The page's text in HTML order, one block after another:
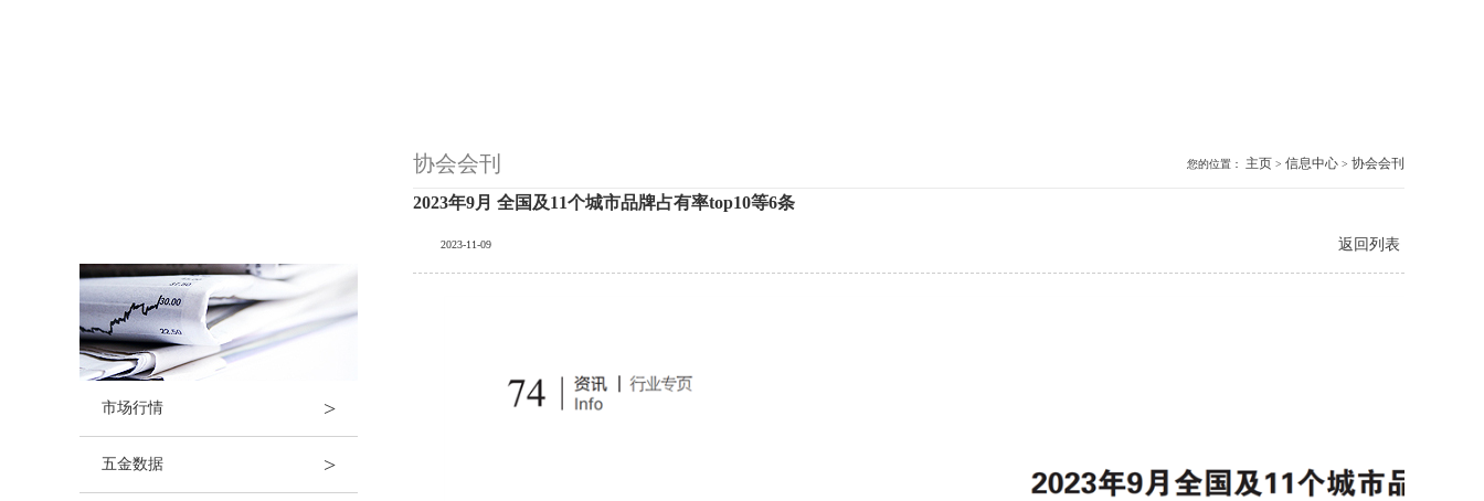
市场行情 >
五金数据 >
协会会刊 您的位置： 主页 > 信息中心 > 协会会刊
2023年9月 全国及11个城市品牌占有率top10等6条
2023-11-09 返回列表